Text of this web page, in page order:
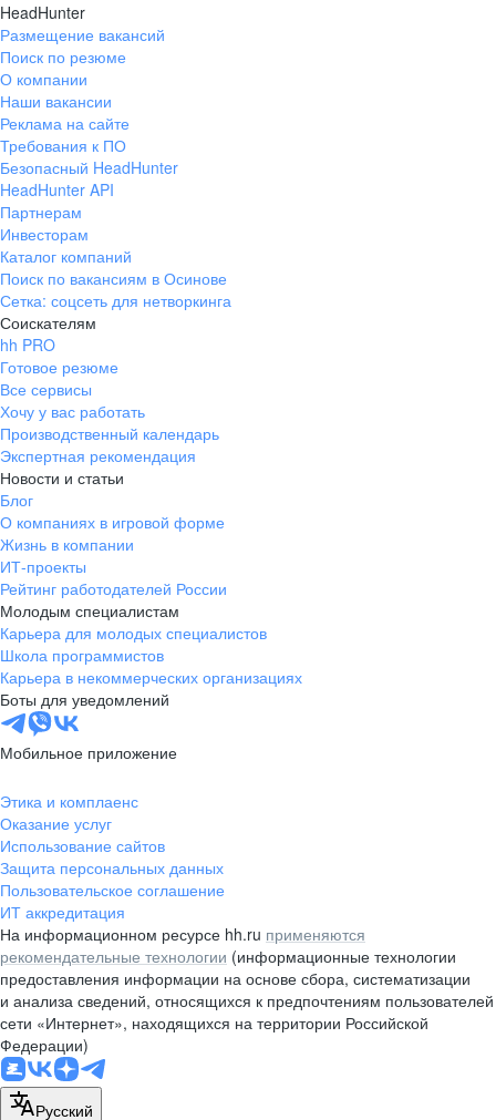
HeadHunter
Размещение вакансий
Поиск по резюме
О компании
Наши вакансии
Реклама на сайте
Требования к ПО
Безопасный HeadHunter
HeadHunter API
Партнерам
Инвесторам
Каталог компаний
Поиск по вакансиям в Осинове
Сетка: соцсеть для нетворкинга
Соискателям
hh PRO
Готовое резюме
Все сервисы
Хочу у вас работать
Производственный календарь
Экспертная рекомендация
Новости и статьи
Блог
О компаниях в игровой форме
Жизнь в компании
ИТ-проекты
Рейтинг работодателей России
Молодым специалистам
Карьера для молодых специалистов
Школа программистов
Карьера в некоммерческих организациях
Боты для уведомлений
Мобильное приложение
Этика и комплаенс
Оказание услуг
Использование сайтов
Защита персональных данных
Пользовательское соглашение
ИТ аккредитация
На информационном ресурсе hh.ru применяются
рекомендательные технологии (информационные технологии
предоставления информации на основе сбора, систематизации
и анализа сведений, относящихся к предпочтениям пользователей
сети «Интернет», находящихся на территории Российской
Федерации)
Русский